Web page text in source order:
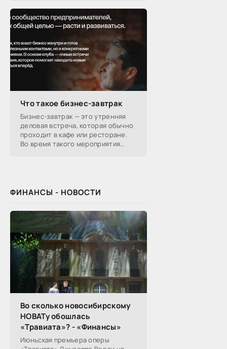
производителей.
Что такое бизнес-завтрак
Бизнес-завтрак — это утренняя
деловая встреча, которая обычно
проходит в кафе или ресторане.
Во время такого мероприятия
ФИНАНСЫ - НОВОСТИ
Во сколько новосибирскому
НОВАТу обошлась
«Травиата»? - «Финансы»
Июньская премьера оперы